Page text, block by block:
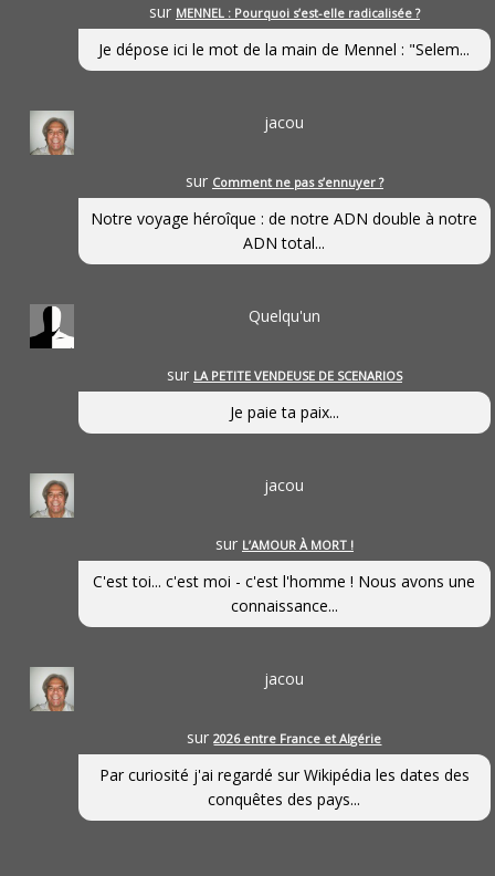
sur MENNEL : Pourquoi s’est-elle radicalisée ?
Je dépose ici le mot de la main de Mennel : "Selem...
jacou
sur Comment ne pas s’ennuyer ?
Notre voyage héroîque : de notre ADN double à notre
ADN total...
Quelqu'un
sur LA PETITE VENDEUSE DE SCENARIOS
Je paie ta paix...
jacou
sur L’AMOUR À MORT !
C'est toi... c'est moi - c'est l'homme ! Nous avons une
connaissance...
jacou
sur2026 entre France et Algérie
Par curiosité j'ai regardé sur Wikipédia les dates des
conquêtes des pays...